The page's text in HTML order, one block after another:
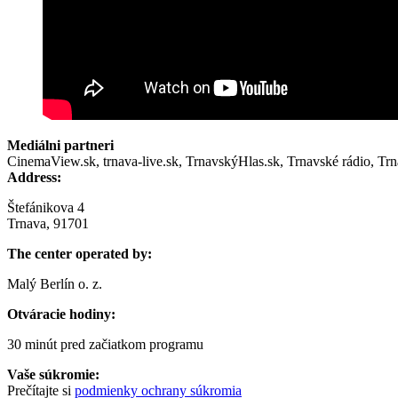
Mediálni partneri
CinemaView.sk, trnava-live.sk, TrnavskýHlas.sk, Trnavské rádio,
Address:
Štefánikova 4
Trnava, 91701
The center operated by:
Malý Berlín o. z.
Otváracie hodiny:
30 minút pred začiatkom programu
Vaše súkromie:
Prečítajte si podmienky ochrany súkromia